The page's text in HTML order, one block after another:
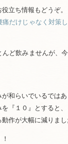
立ち情報もどうぞ。
痛だけじゃなく対策
ど飲みませんが、
和らいでいるではあ
『１０』とすると、
作が大幅に減りまし